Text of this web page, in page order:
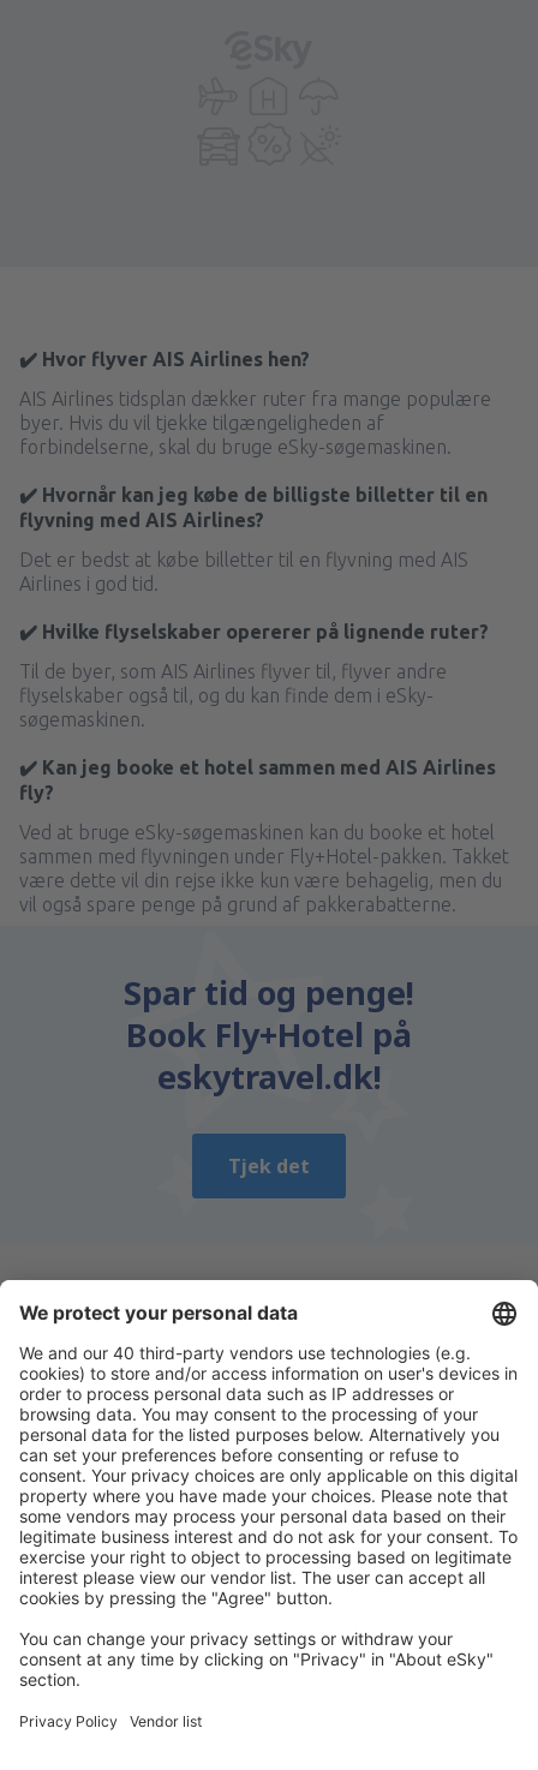
✔️ Hvor flyver AIS Airlines hen?
AIS Airlines tidsplan dækker ruter fra mange populære
byer. Hvis du vil tjekke tilgængeligheden af
forbindelserne, skal du bruge eSky-søgemaskinen.
✔️ Hvornår kan jeg købe de billigste billetter til en
flyvning med AIS Airlines?
Det er bedst at købe billetter til en flyvning med AIS
Airlines i god tid.
✔️ Hvilke flyselskaber opererer på lignende ruter?
Til de byer, som AIS Airlines flyver til, flyver andre
flyselskaber også til, og du kan finde dem i eSky-
søgemaskinen.
✔️ Kan jeg booke et hotel sammen med AIS Airlines
fly?
Ved at bruge eSky-søgemaskinen kan du booke et hotel
sammen med flyvningen under Fly+Hotel-pakken. Takket
være dette vil din rejse ikke kun være behagelig, men du
vil også spare penge på grund af pakkerabatterne.
Spar tid og penge!
Book Fly+Hotel på
eskytravel.dk!
Tjek det
Download vores appog planlæg nemt dine
rejser
Planlæg din rejse
Billige flybilletter
Storbyferie